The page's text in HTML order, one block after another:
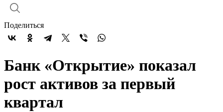
Поделиться
Банк «Открытие» показал
рост активов за первый
квартал